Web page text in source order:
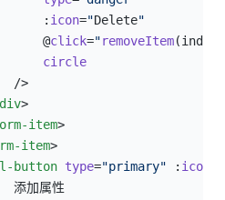
:
icon="Delete"
@
click="removeItem(index)
circle
/>
div>
item>
item>
button type="primary" : icon
添加属性